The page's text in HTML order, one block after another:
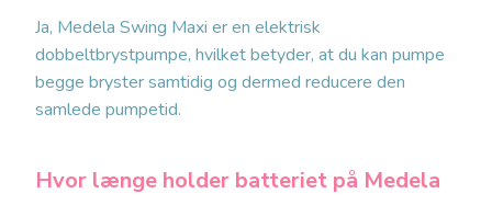
Ja, Medela Swing Maxi er en elektrisk
dobbeltbrystpumpe, hvilket betyder, at du kan pumpe
begge bryster samtidig og dermed reducere den
samlede pumpetid.
Hvor længe holder batteriet på Medela